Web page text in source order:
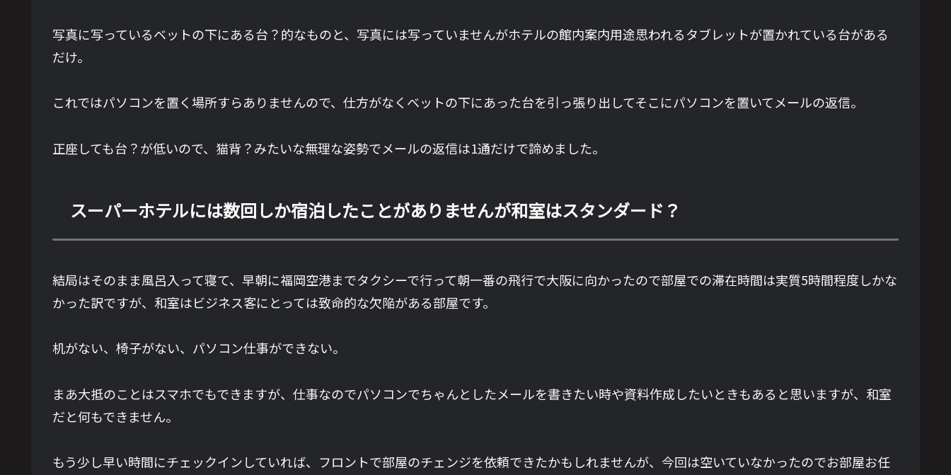
写真に写っているベットの下にある台？的なものと、写真には写っていませんがホテルの館内案内用途思われるタブレットが置かれている台がある
だけ。
これではパソコンを置く場所すらありませんので、仕方がなくベットの下にあった台を引っ張り出してそこにパソコンを置いてメールの返信。
正座しても台？が低いので、猫背？みたいな無理な姿勢でメールの返信は1通だけで諦めました。
スーパーホテルには数回しか宿泊したことがありませんが和室はスタンダード？
結局はそのまま風呂入って寝て、早朝に福岡空港までタクシーで行って朝一番の飛行で大阪に向かったので部屋での滞在時間は実質5時間程度しかな
かった訳ですが、和室はビジネス客にとっては致命的な欠陥がある部屋です。
机がない、椅子がない、パソコン仕事ができない。
まあ大抵のことはスマホでもできますが、仕事なのでパソコンでちゃんとしたメールを書きたい時や資料作成したいときもあると思いますが、和室
だと何もできません。
もう少し早い時間にチェックインしていれば、フロントで部屋のチェンジを依頼できたかもしれませんが、今回は空いていなかったのでお部屋お任